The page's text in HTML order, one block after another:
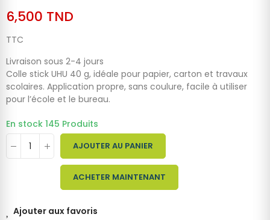
6,500 TND
TTC
Livraison sous 2-4 jours
Colle stick UHU 40 g, idéale pour papier, carton et travaux
scolaires. Application propre, sans coulure, facile à utiliser
pour l’école et le bureau.
En stock 145 Produits
AJOUTER AU PANIER
ACHETER MAINTENANT
Ajouter aux favoris